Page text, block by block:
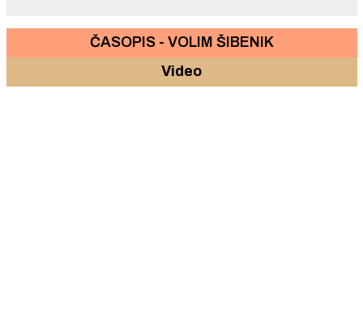
ČASOPIS - VOLIM ŠIBENIK
Video